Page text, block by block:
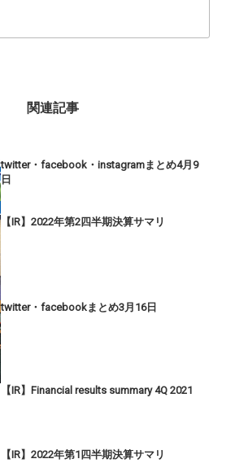
関連記事
twitter・facebook・instagramまとめ4月9
日
【IR】2022年第2四半期決算サマリ
twitter・facebookまとめ3月16日
【IR】Financial results summary 4Q 2021
【IR】2022年第1四半期決算サマリ